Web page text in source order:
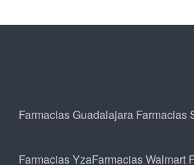
Farmacias Guadalajara Farmacias
Farmacias YzaFarmacias Walmart